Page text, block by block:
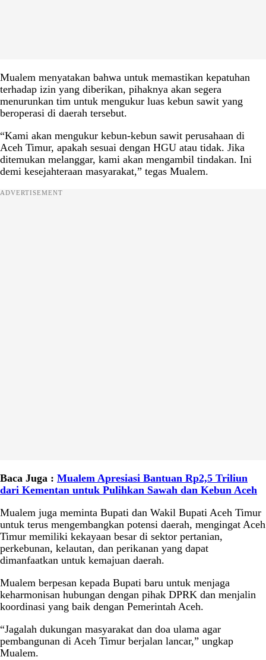
Mualem menyatakan bahwa untuk memastikan kepatuhan
terhadap izin yang diberikan, pihaknya akan segera
menurunkan tim untuk mengukur luas kebun sawit yang
beroperasi di daerah tersebut.
“Kami akan mengukur kebun-kebun sawit perusahaan di
Aceh Timur, apakah sesuai dengan HGU atau tidak. Jika
ditemukan melanggar, kami akan mengambil tindakan. Ini
demi kesejahteraan masyarakat,” tegas Mualem.
ADVERTISEMENT
Baca Juga : Mualem Apresiasi Bantuan Rp2,5 Triliun
dari Kementan untuk Pulihkan Sawah dan Kebun Aceh
Mualem juga meminta Bupati dan Wakil Bupati Aceh Timur
untuk terus mengembangkan potensi daerah, mengingat Aceh
Timur memiliki kekayaan besar di sektor pertanian,
perkebunan, kelautan, dan perikanan yang dapat
dimanfaatkan untuk kemajuan daerah.
Mualem berpesan kepada Bupati baru untuk menjaga
keharmonisan hubungan dengan pihak DPRK dan menjalin
koordinasi yang baik dengan Pemerintah Aceh.
“Jagalah dukungan masyarakat dan doa ulama agar
pembangunan di Aceh Timur berjalan lancar,” ungkap
Mualem.